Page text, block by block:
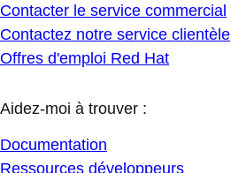
Contacter le service commercial
Contactez notre service clientèle
Offres d'emploi Red Hat
Aidez-moi à trouver :
Documentation
Ressources développeurs